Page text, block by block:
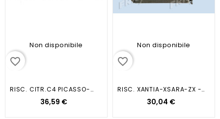
Non disponibile
favorite_border
RISC. CITR.C4 PICASSO-BERLINGO...
36,59 €
Non disponibile
favorite_border
RISC. XANTIA-XSARA-ZX - PEUT
30,04 €